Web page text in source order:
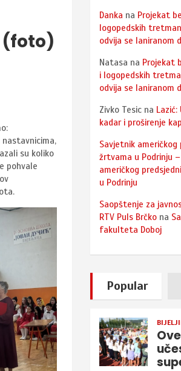
(foto)
su koliko
pohvale
Danka na Projekat
logopedskih
odvija se laniranom
Natasa na Projekat
i logopedskih
odvija se laniranom
Zivko Tesic na
kadar i proširenje
Savjetnik američkog
žrtvama u Podrinju –
američkog
u Podrinju
Saopštenje za
RTV Puls Brčko na
fakulteta Doboj
Popular